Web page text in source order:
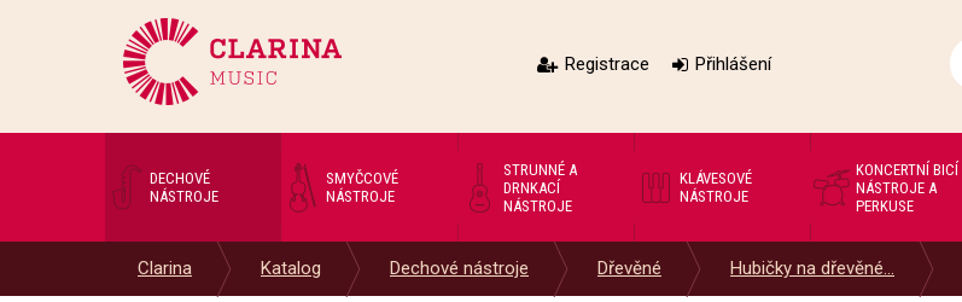
Registrace Přihlášení
DECHOVÉ
NÁSTROJE
SMYČCOVÉ
NÁSTROJE
STRUNNÉ A
DRNKACÍ
NÁSTROJE
KLÁVESOVÉ
NÁSTROJE
KONCERTNÍ BICÍ
NÁSTROJE A
PERKUSE
Clarina Katalog Dechové nástroje Dřevěné Hubičky na dřevěné...